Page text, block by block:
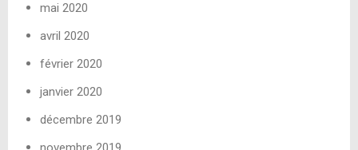
mai 2020
avril 2020
février 2020
janvier 2020
décembre 2019